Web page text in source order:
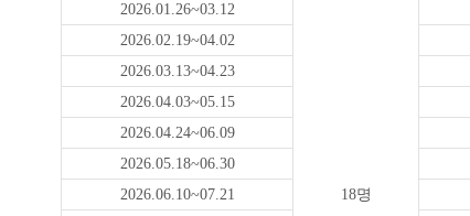
18명
2026.01.26~03.12
2026.02.19~04.02
2026.03.13~04.23
2026.04.03~05.15
2026.04.24~06.09
2026.05.18~06.30
2026.06.10~07.21